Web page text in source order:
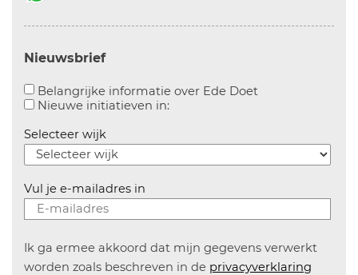
Nieuwsbrief
Belangrijke informatie over Ede Doet
Nieuwe initiatieven in:Aanvinken om informatie over
Selecteer wijk
Vul je e-mailadres in
Ik ga ermee akkoord dat mijn gegevens verwerkt
worden zoals beschreven in de privacyverklaring